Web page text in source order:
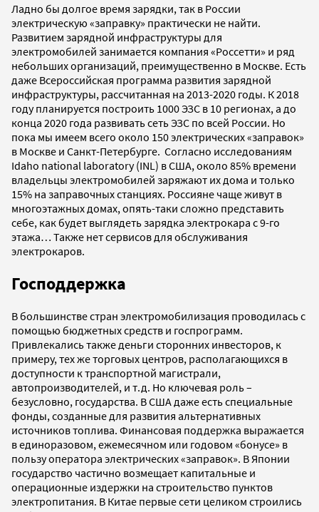
Ладно бы долгое время зарядки, так в России
электрическую «заправку» практически не найти.
Развитием зарядной инфраструктуры для
электромобилей занимается компания «Россетти» и ряд
небольших организаций, преимущественно в Москве. Есть
даже Всероссийская программа развития зарядной
инфраструктуры, рассчитанная на 2013-2020 годы. К 2018
году планируется построить 1000 ЭЗС в 10 регионах, а до
конца 2020 года развивать сеть ЭЗС по всей России. Но
пока мы имеем всего около 150 электрических «заправок»
в Москве и Санкт-Петербурге. Согласно исследованиям
Idaho national laboratory (INL) в США, около 85% времени
владельцы электромобилей заряжают их дома и только
15% на заправочных станциях. Россияне чаще живут в
многоэтажных домах, опять-таки сложно представить
себе, как будет выглядеть зарядка электрокара с 9-го
этажа… Также нет сервисов для обслуживания
электрокаров.
Господдержка
В большинстве стран электромобилизация проводилась с
помощью бюджетных средств и госпрограмм.
Привлекались также деньги сторонних инвесторов, к
примеру, тех же торговых центров, располагающихся в
доступности к транспортной магистрали,
автопроизводителей, и т.д. Но ключевая роль –
безусловно, государства. В США даже есть специальные
фонды, созданные для развития альтернативных
источников топлива. Финансовая поддержка выражается
в единоразовом, ежемесячном или годовом «бонусе» в
пользу оператора электрических «заправок». В Японии
государство частично возмещает капитальные и
операционные издержки на строительство пунктов
электропитания. В Китае первые сети целиком строились